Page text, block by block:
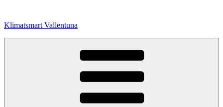
innehåll
Klimatsmart Vallentuna